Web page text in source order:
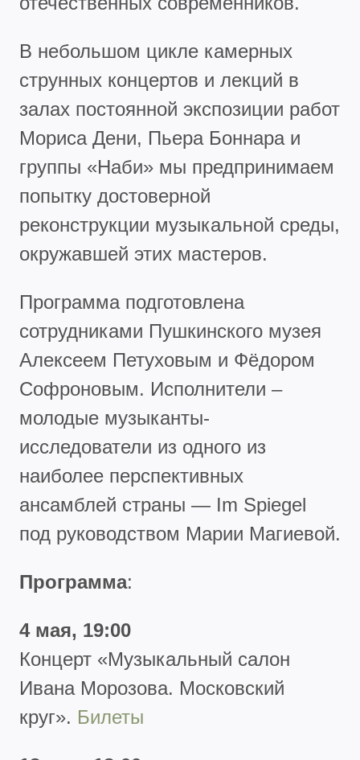
В небольшом цикле камерных
струнных концертов и лекций в
залах постоянной экспозиции работ
Мориса Дени, Пьера Боннара и
группы «Наби» мы предпринимаем
попытку достоверной
реконструкции музыкальной среды,
окружавшей этих мастеров.
Программа подготовлена
сотрудниками Пушкинского музея
Алексеем Петуховым и Фёдором
Софроновым. Исполнители –
молодые музыканты-
исследователи из одного из
наиболее перспективных
ансамблей страны — Im Spiegel
под руководством Марии Магиевой.
Программа:
4 мая, 19:00
Концерт «Музыкальный салон
Ивана Морозова. Московский
круг». Билеты